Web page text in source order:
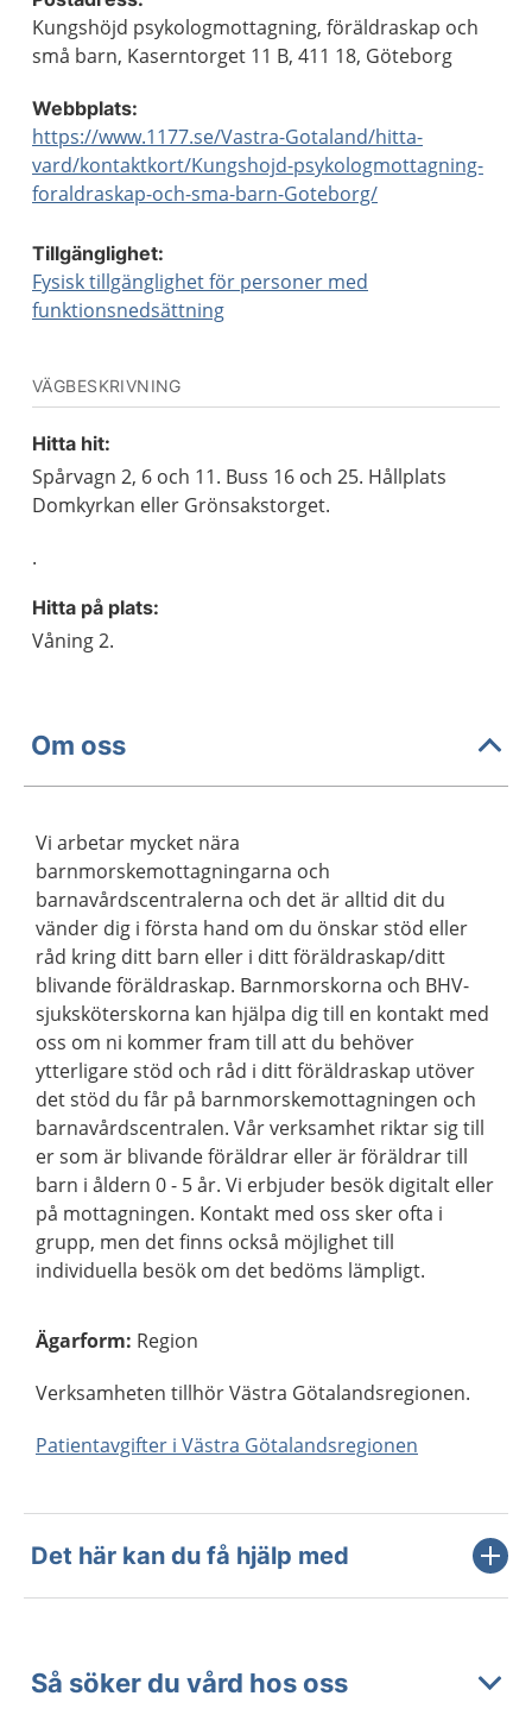
Kungshöjd psykologmottagning, föräldraskap och
små barn, Kaserntorget 11 B, 411 18, Göteborg
Webbplats:
https://www.1177.se/Vastra-Gotaland/hitta-
vard/kontaktkort/Kungshojd-psykologmottagning-
foraldraskap-och-sma-barn-Goteborg/
Tillgänglighet:
Fysisk tillgänglighet för personer med
funktionsnedsättning
VÄGBESKRIVNING
Hitta hit:
Spårvagn 2, 6 och 11. Buss 16 och 25. Hållplats
Domkyrkan eller Grönsakstorget.
.
Hitta på plats:
Våning 2.
Om oss
Vi arbetar mycket nära
barnmorskemottagningarna och
barnavårdscentralerna och det är alltid dit du
vänder dig i första hand om du önskar stöd eller
råd kring ditt barn eller i ditt föräldraskap/ditt
blivande föräldraskap. Barnmorskorna och BHV-
sjuksköterskorna kan hjälpa dig till en kontakt med
oss om ni kommer fram till att du behöver
ytterligare stöd och råd i ditt föräldraskap utöver
det stöd du får på barnmorskemottagningen och
barnavårdscentralen. Vår verksamhet riktar sig till
er som är blivande föräldrar eller är föräldrar till
barn i åldern 0 - 5 år. Vi erbjuder besök digitalt eller
på mottagningen. Kontakt med oss sker ofta i
grupp, men det finns också möjlighet till
individuella besök om det bedöms lämpligt.
Ägarform: Region
Verksamheten tillhör Västra Götalandsregionen.
Patientavgifter i Västra Götalandsregionen
Det här kan du få hjälp med
Så söker du vård hos oss